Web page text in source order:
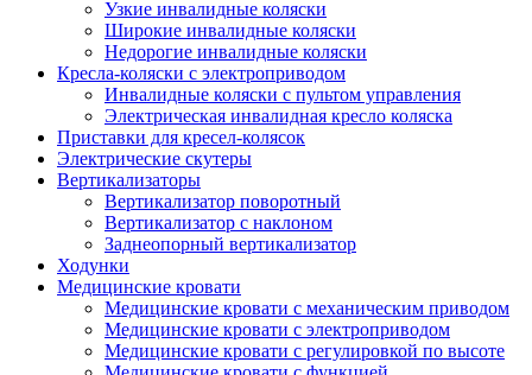
Узкие инвалидные коляски
Широкие инвалидные коляски
Недорогие инвалидные коляски
Кресла-коляски с электроприводом
Инвалидные коляски с пультом управления
Электрическая инвалидная кресло коляска
Приставки для кресел-колясок
Электрические скутеры
Вертикализаторы
Вертикализатор поворотный
Вертикализатор с наклоном
Заднеопорный вертикализатор
Ходунки
Медицинские кровати
Медицинские кровати с механическим приводом
Медицинские кровати с электроприводом
Медицинские кровати с регулировкой по высоте